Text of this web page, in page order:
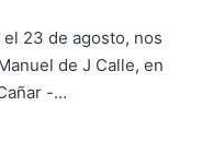
23 de agosto, nos
de J Calle, en
-…